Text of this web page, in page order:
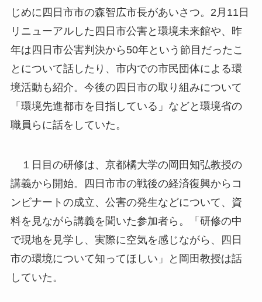
じめに四日市市の森智広市長があいさつ。2月11日
リニューアルした四日市公害と環境未来館や、昨
年は四日市公害判決から50年という節目だったこ
とについて話したり、市内での市民団体による環
境活動も紹介。今後の四日市の取り組みについて
「環境先進都市を目指している」などと環境省の
職員らに話をしていた。
１日目の研修は、京都橘大学の岡田知弘教授の
講義から開始。四日市市の戦後の経済復興からコ
ンビナートの成立、公害の発生などについて、資
料を見ながら講義を聞いた参加者ら。「研修の中
で現地を見学し、実際に空気を感じながら、四日
市の環境について知ってほしい」と岡田教授は話
していた。